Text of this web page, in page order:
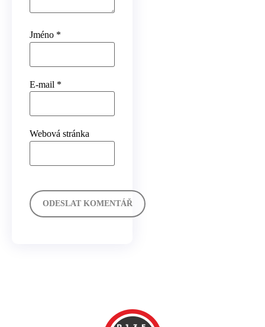
Jméno *
E-mail *
Webová stránka